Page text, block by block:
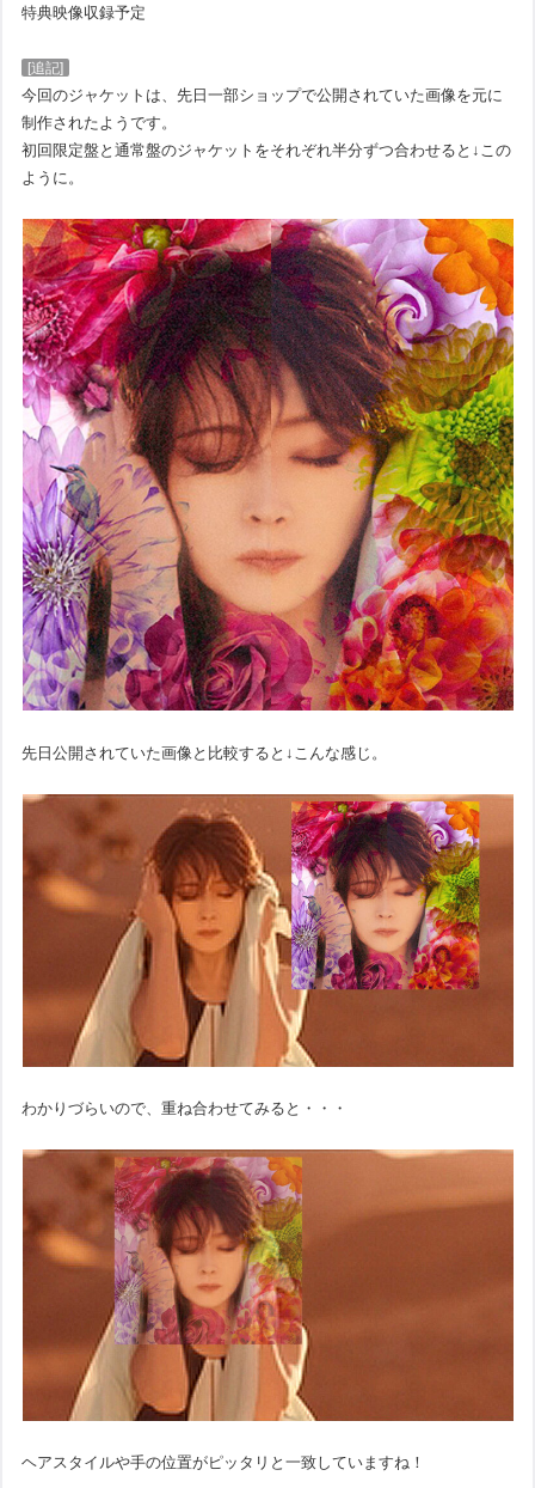
特典映像収録予定
[追記]
今回のジャケットは、先日一部ショップで公開されていた画像を元に
制作されたようです。
初回限定盤と通常盤のジャケットをそれぞれ半分ずつ合わせると↓この
ように。
先日公開されていた画像と比較すると↓こんな感じ。
わかりづらいので、重ね合わせてみると・・・
ヘアスタイルや手の位置がピッタリと一致していますね！